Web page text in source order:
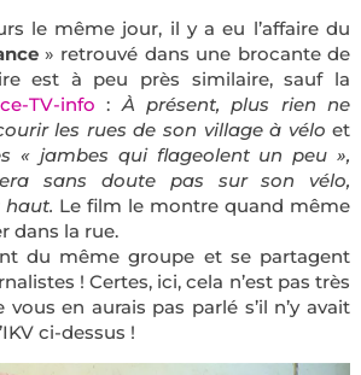
le même jour, il y a eu l’affaire du
» retrouvé dans une brocante de
est à peu près similaire, sauf la
TV-info :À présent, plus rien ne
les rues de son village à vélo et
« jambes qui flageolent un peu »,
sans doute pas sur son vélo,
haut. Le film le montre quand même
dans la rue.
du même groupe et se partagent
! Certes, ici, cela n’est pas très
en aurais pas parlé s’il n’y avait
ci-dessus !